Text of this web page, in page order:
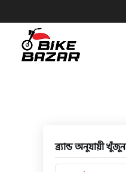
ব্র্যান্ড অনুযায়ী খুঁজুন